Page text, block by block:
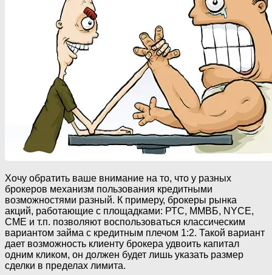
Хочу обратить ваше внимание на то, что у разных
брокеров механизм пользования кредитными
возможностями разный. К примеру, брокеры рынка
акций, работающие с площадками: РТС, ММВБ, NYCE,
CME и т.п. позволяют воспользоваться классическим
вариантом займа с кредитным плечом 1:2. Такой вариант
дает возможность клиенту брокера удвоить капитал
одним кликом, он должен будет лишь указать размер
сделки в пределах лимита.